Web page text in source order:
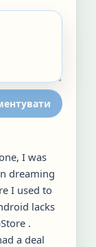
I was
dreaming
I used to
lacks
.
a deal